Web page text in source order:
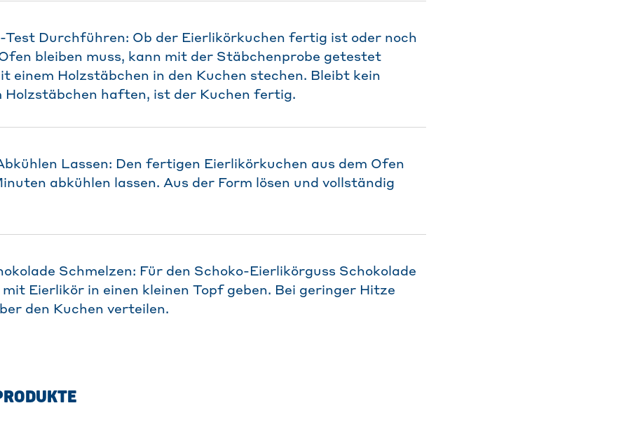
Test Durchführen: Ob der Eierlikörkuchen fertig ist oder noch
bleiben muss, kann mit der Stäbchenprobe getestet
einem Holzstäbchen in den Kuchen stechen. Bleibt kein
Holzstäbchen haften, ist der Kuchen fertig.
Lassen: Den fertigen Eierlikörkuchen aus dem Ofen
abkühlen lassen. Aus der Form lösen und vollständig
Schmelzen: Für den Schoko-Eierlikörguss Schokolade
Eierlikör in einen kleinen Topf geben. Bei geringer Hitze
den Kuchen verteilen.